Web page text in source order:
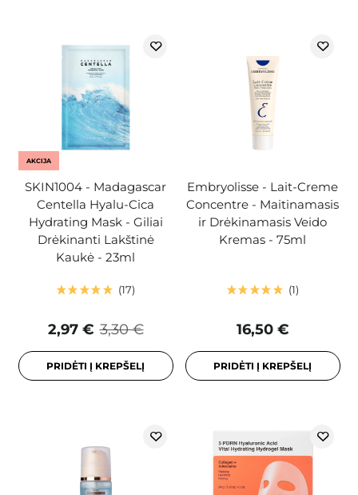
AKCIJA
SKIN1004 - Madagascar
Centella Hyalu-Cica
Hydrating Mask - Giliai
Drėkinanti Lakštinė
Kaukė - 23ml
17
3,30 €
2,97 €
PRIDĖTI Į KREPŠELĮ
Embryolisse - Lait-Creme
Concentre - Maitinamasis
ir Drėkinamasis Veido
Kremas - 75ml
1
16,50 €
PRIDĖTI Į KREPŠELĮ